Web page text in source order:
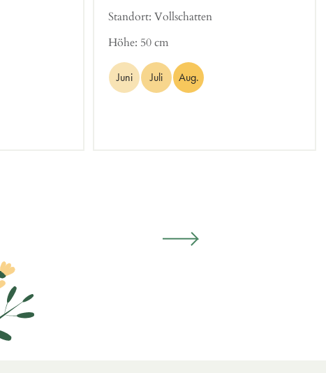
Standort: Vollschatten
Höhe: 50 cm
Juni Juli Aug.